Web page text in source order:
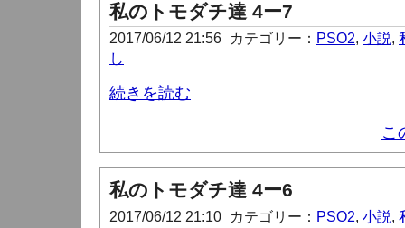
私のトモダチ達 4ー7
2017/06/12 21:56 カテゴリー： PSO2, 小説,
し
続きを読む
こ
私のトモダチ達 4ー6
2017/06/12 21:10 カテゴリー： PSO2, 小説,